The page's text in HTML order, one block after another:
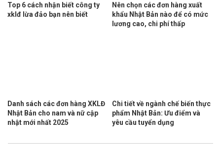
Top 6 cách nhận biết công ty
xklđ lừa đảo bạn nên biết
Nên chọn các đơn hàng xuất
khẩu Nhật Bản nào để có mức
lương cao, chi phí thấp
Danh sách các đơn hàng XKLĐ
Nhật Bản cho nam và nữ cập
nhật mới nhất 2025
Chi tiết về ngành chế biến thực
phẩm Nhật Bản: Ưu điểm và
yêu cầu tuyển dụng